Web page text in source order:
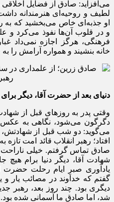
می‌افزاید: صادق از فضایل
لطیف و روحیه‌ای هنرمندانه
او جذبه‌ای خاص می‌بخشید که به
و در قلوب آن‌ها نفوذ می‌کرد و
فرهنگی، هرگز اجازه نمی‌داد
خانه بنشیند و همواره آرامش را
دنیای بعد از حضرت آقا، دیگر
وقتی پدر به روزهای قبل از
دگرگون می‌شود، نگاهی به عکس
می‌گوید: دو شب قبل از شهادتش،
افتاد؛ رهبر انقلاب قائد امت
صادق تماس گرفتم. خیلی
شهادت آقا، دیگر دنیا برام هیچ
یادآوری صبرِ ایام رحلت حضرت
گفتم که خداوند در مصائب یار
دیگری بود. چند روز بعد،
شد، اما صادقِ ما آسمانی شده بود.